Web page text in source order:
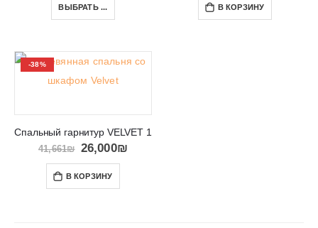
ВЫБРАТЬ ... В КОРЗИНУ
-38%
Спальный гарнитур VELVET 1
41,661₪ 26,000₪
В КОРЗИНУ